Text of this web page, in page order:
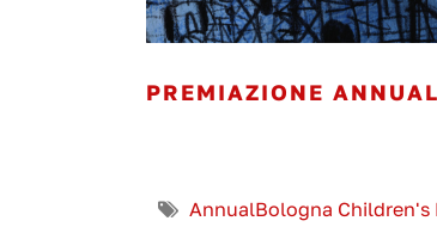
PREMIAZIONE
AnnualBologna Children's